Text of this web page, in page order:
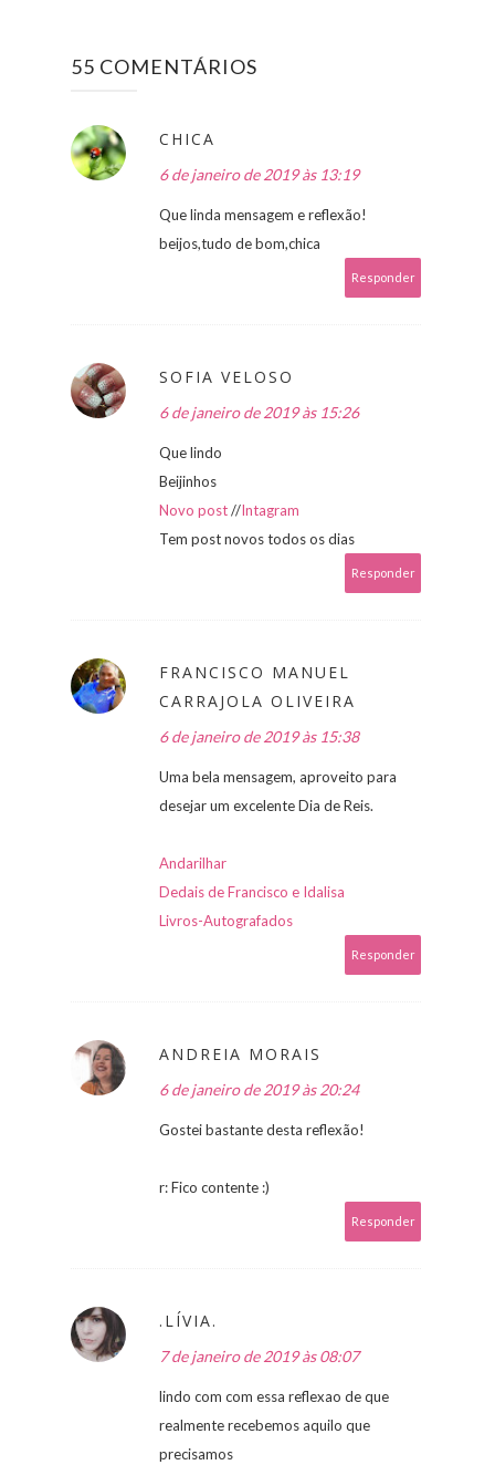
55 COMENTÁRIOS
CHICA
6 de janeiro de 2019 às 13:19
Que linda mensagem e reflexão!
beijos,tudo de bom,chica
Responder
SOFIA VELOSO
6 de janeiro de 2019 às 15:26
Que lindo
Beijinhos
Novo post//Intagram
Tem post novos todos os dias
Responder
FRANCISCO MANUEL
CARRAJOLA OLIVEIRA
6 de janeiro de 2019 às 15:38
Uma bela mensagem, aproveito para
desejar um excelente Dia de Reis.
Andarilhar
Dedais de Francisco e Idalisa
Livros-Autografados
Responder
ANDREIA MORAIS
6 de janeiro de 2019 às 20:24
Gostei bastante desta reflexão!
r: Fico contente :)
Responder
.LÍVIA.
7 de janeiro de 2019 às 08:07
lindo com com essa reflexao de que
realmente recebemos aquilo que
precisamos